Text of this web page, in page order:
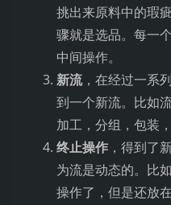
挑出来原料中的瑕
骤就是选品。每一
中间操作。
新流，在经过一系
到一个新流。比如
加工，分组，包装
终止操作 ，得到了
为流是动态的。比
操作了，但是还放